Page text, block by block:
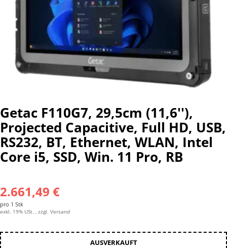
Getac F110G7, 29,5cm (11,6''),
Projected Capacitive, Full HD, USB,
RS232, BT, Ethernet, WLAN, Intel
Core i5, SSD, Win. 11 Pro, RB
2.661,49 €
pro 1 Stk
exkl. 19% USt. , zzgl. Versand
AUSVERKAUFT